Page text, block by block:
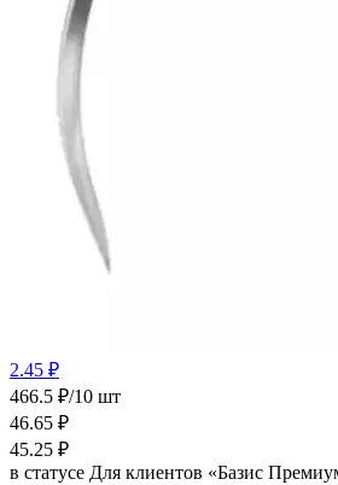
2.45 ₽
466.5 ₽/10 шт
46.65 ₽
45.25 ₽
в статусе Для клиентов «Базис